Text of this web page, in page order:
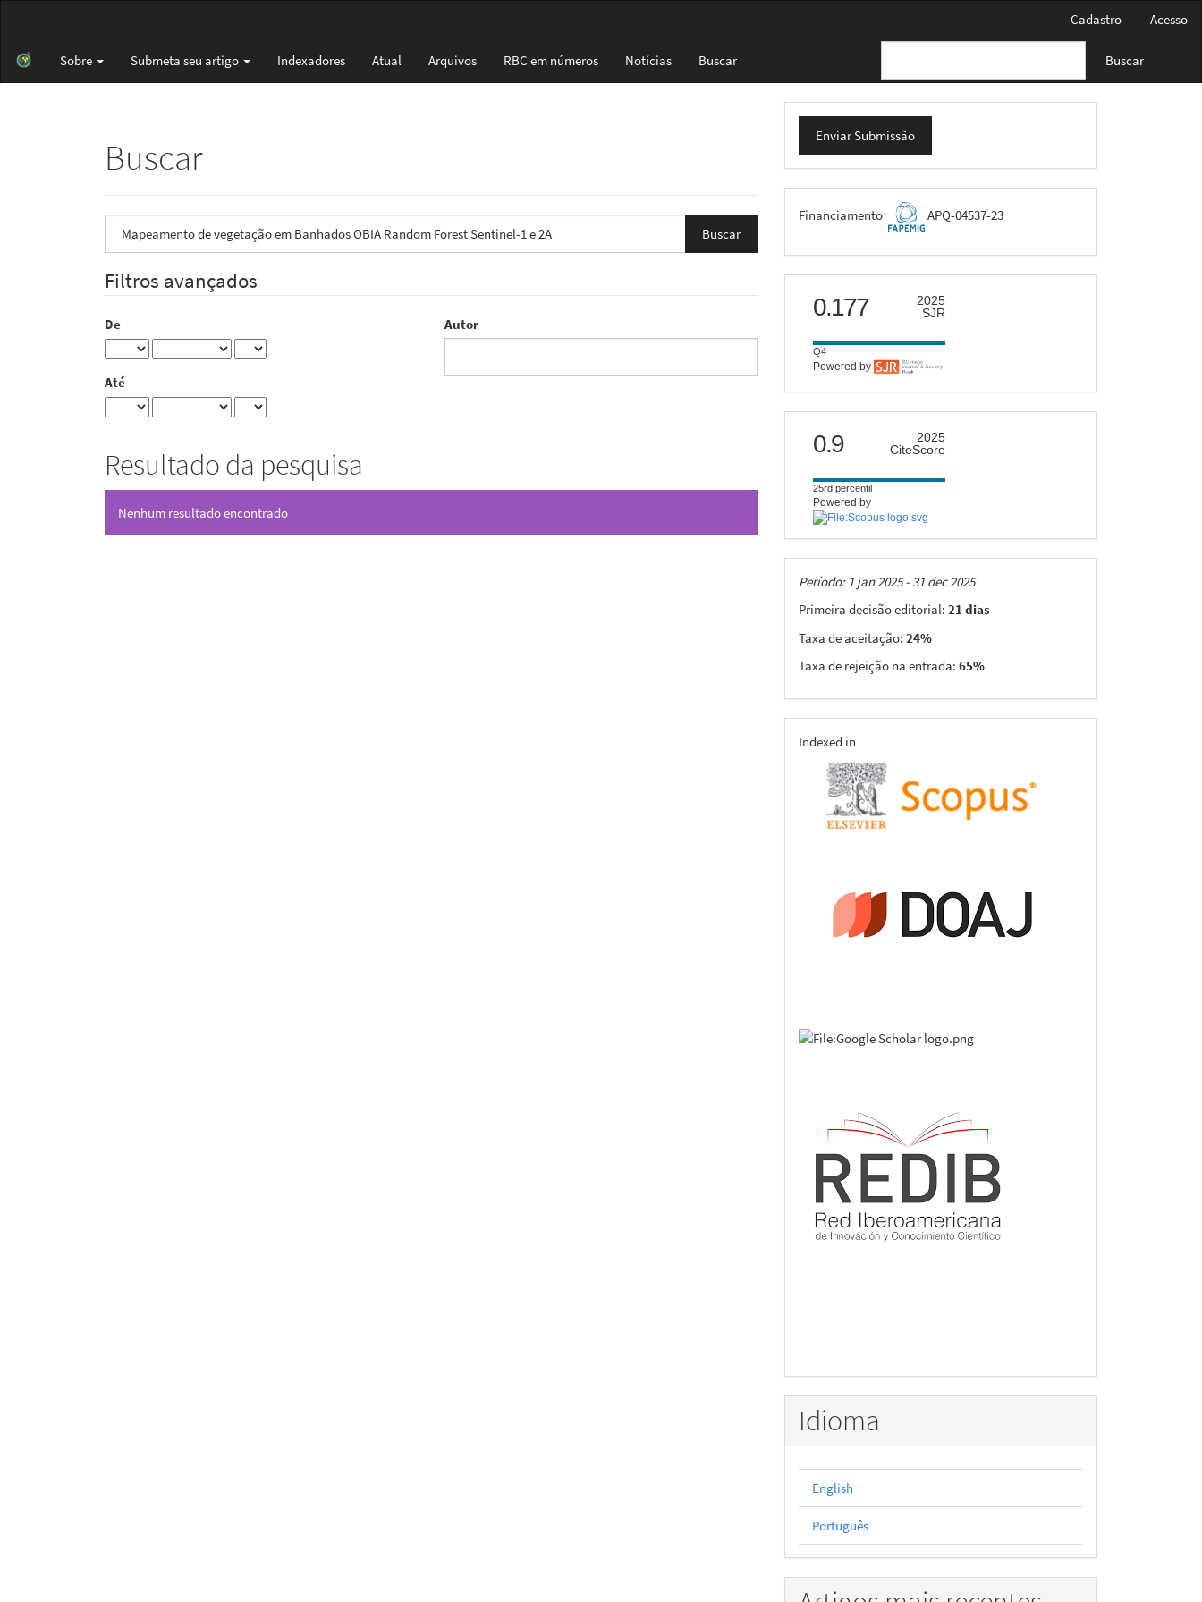
principal
Barra
Cadastro Acesso
Sobre Submeta seu artigo Indexadores Atual Arquivos RBC em números Notícias Buscar Buscar
Buscar
termo
Filtros avançados
De
Até
Autor
Resultado da pesquisa
Nenhum resultado encontrado
Enviar
Submissão
Enviar Submissão
FAPEMIG
Financiamento APQ-04537-23
scimago
0.177
2025
SJR
Q4
Powered by
citescore
0.9
2025
CiteScore
25rd percentil
Powered by
Taxas
Período: 1 jan 2025 - 31 dec 2025
Primeira decisão editorial: 21 dias
Taxa de aceitação: 24%
Taxa de rejeição na entrada: 65%
indexing
Indexed in
Idioma
English
Português